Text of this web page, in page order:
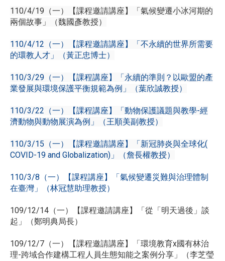
110/4/19（一）【課程邀請講座】「氣候變遷小冰河期的
兩個故事」（魏國彥教授）
110/4/12（一）【課程邀請講座】「不永續的世界所需要
的環教人才」（黃正忠博士）
110/3/29（一）【課程講座】「永續的準則？以歐盟的產
業發展與環境保護平衡規範為例」（葉欣誠教授）
110/3/22（一）【課程講座】「動物保護議題與教學-經
濟動物與動物展演為例」（王順美副教授）
110/3/15（一）【課程邀請講座】「新冠肺炎與全球化(
COVID-19 and Globalization)」（詹長權教授）
110/3/8（一）【課程講座】「氣候變遷災難與治理體制
在臺灣」（林冠慧助理教授）
109/12/14（一）【課程邀請講座】「從「明天過後」談
起」（鄭明典局長）
109/12/7（一）【課程邀請講座】「環境教育x國有林治
理-跨域合作建構工程人員生態知能之案例分享」（李芝瑩